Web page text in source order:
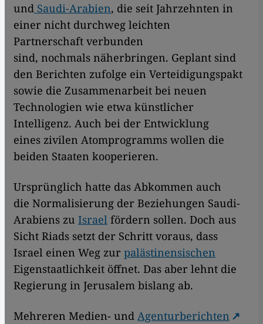
und Saudi-Arabien, die seit Jahrzehnten in
einer nicht durchweg leichten
Partnerschaft verbunden
sind, nochmals näherbringen. Geplant sind
den Berichten zufolge ein Verteidigungspakt
sowie die Zusammenarbeit bei neuen
Technologien wie etwa künstlicher
Intelligenz. Auch bei der Entwicklung
eines zivilen Atomprogramms wollen die
beiden Staaten kooperieren.
Ursprünglich hatte das Abkommen auch
die Normalisierung der Beziehungen Saudi-
Arabiens zu Israel fördern sollen. Doch aus
Sicht Riads setzt der Schritt voraus, dass
Israel einen Weg zur palästinensischen
Eigenstaatlichkeit öffnet. Das aber lehnt die
Regierung in Jerusalem bislang ab.
Mehreren Medien- und Agenturberichten